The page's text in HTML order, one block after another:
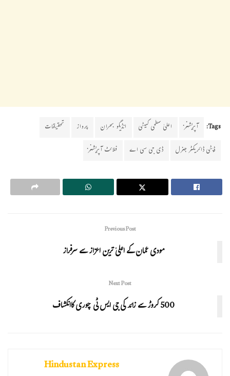
Tags: آپریشنز اعلیٰ سطحی کمیٹی انڈیگو بحران پرواز
تحقیقات
ڈپٹی ڈائریکٹر جنرل
ڈی جی سی اے فلائٹ آپریشنز
Previous Post
مودی عمان کے اعلیٰ ترین اعزاز سے سرفراز
Next Post
500 کروڑ سے زائد کی جی ایس ٹی چوری کاانکشاف
Hindustan Express